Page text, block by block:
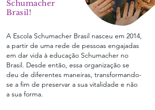
Schumacher
Brasil!
A Escola Schumacher Brasil nasceu em 2014,
a partir de uma rede de pessoas engajadas
em dar vida à educação Schumacher no
Brasil. Desde então, essa organização se
deu de diferentes maneiras, transformando-
se a fim de preservar a sua vitalidade e não
a sua forma.